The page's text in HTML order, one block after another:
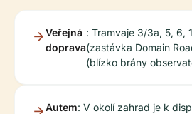
Veřejná
doprava
: Tramvaje 3/3a, 5, 6,
(zastávka Domain
(blízko brány
Autem: V okolí zahrad je k